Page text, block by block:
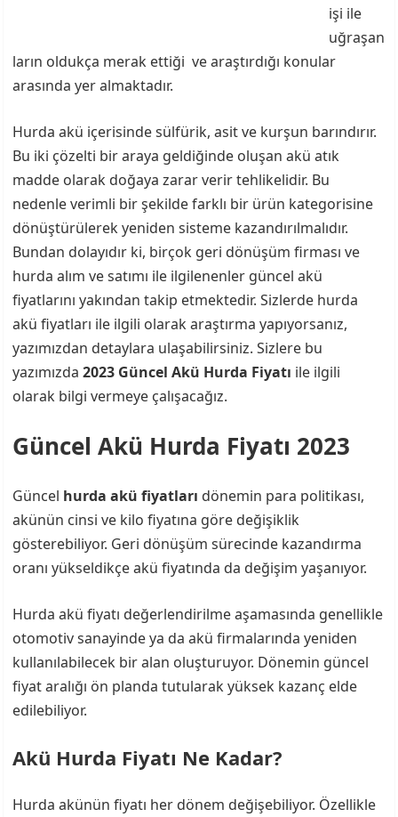
işi ile
uğraşan
ların oldukça merak ettiği ve araştırdığı konular
arasında yer almaktadır.
Hurda akü içerisinde sülfürik, asit ve kurşun barındırır.
Bu iki çözelti bir araya geldiğinde oluşan akü atık
madde olarak doğaya zarar verir tehlikelidir. Bu
nedenle verimli bir şekilde farklı bir ürün kategorisine
dönüştürülerek yeniden sisteme kazandırılmalıdır.
Bundan dolayıdır ki, birçok geri dönüşüm firması ve
hurda alım ve satımı ile ilgilenenler güncel akü
fiyatlarını yakından takip etmektedir. Sizlerde hurda
akü fiyatları ile ilgili olarak araştırma yapıyorsanız,
yazımızdan detaylara ulaşabilirsiniz. Sizlere bu
yazımızda2023 Güncel Akü Hurda Fiyatı ile ilgili
olarak bilgi vermeye çalışacağız.
Güncel Akü Hurda Fiyatı 2023
Güncel hurda akü fiyatları dönemin para politikası,
akünün cinsi ve kilo fiyatına göre değişiklik
gösterebiliyor. Geri dönüşüm sürecinde kazandırma
oranı yükseldikçe akü fiyatında da değişim yaşanıyor.
Hurda akü fiyatı değerlendirilme aşamasında genellikle
otomotiv sanayinde ya da akü firmalarında yeniden
kullanılabilecek bir alan oluşturuyor. Dönemin güncel
fiyat aralığı ön planda tutularak yüksek kazanç elde
edilebiliyor.
Akü Hurda Fiyatı Ne Kadar?
Hurda akünün fiyatı her dönem değişebiliyor. Özellikle